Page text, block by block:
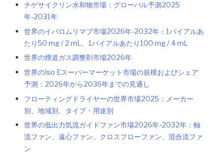
チゲサイクリン水和物市場：グローバル予測2025
年-2031年
世界のイパロムリマブ市場2026年-2032年：1バイアルあ
たり50 mg / 2 mL、1バイアルあたり100 mg / 4 mL
世界の煙道ガス調整剤市場2026年
世界のIso Eスーパーマーケット市場の規模およびシェア
予測：2026年から2036年までの見通し
フローティングドライヤーの世界市場2025：メーカー
別、地域別、タイプ・用途別
世界の低出力気流ガイドファン市場2026年-2032年：軸
流ファン、遠心ファン、クロスフローファン、混合流ファ
ン